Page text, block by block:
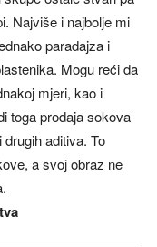
Najviše i najbolje mi
paradajza i
Mogu reći da
mjeri, kao i
toga prodaja sokova
aditiva. To
a svoj obraz ne